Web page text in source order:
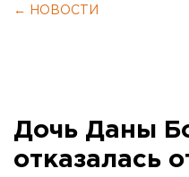
← НОВОСТИ
Дочь Даны
отказалась